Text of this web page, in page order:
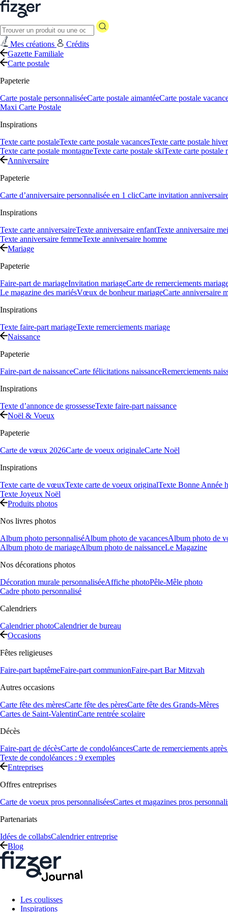
Mes créations
Crédits
Gazette Familiale
Carte postale
Papeterie
Carte postale personnaliséeCarte postale aimantéeCarte postale
Maxi Carte Postale
Inspirations
Texte carte postaleTexte carte postale vacancesTexte carte postale hiver
Texte carte postale montagneTexte carte postale skiTexte carte postale
Anniversaire
Papeterie
Carte d’anniversaire personnalisée en 1 clicCarte invitation
Inspirations
Texte carte anniversaireTexte anniversaire enfantTexte anniversaire
Texte anniversaire femmeTexte anniversaire homme
Mariage
Papeterie
Faire-part de mariageInvitation mariageCarte de remerciements
Le magazine des mariésVœux de bonheur mariageCarte anniversaire
Inspirations
Texte faire-part mariageTexte remerciements mariage
Naissance
Papeterie
Faire-part de naissanceCarte félicitations naissanceRemerciements
Inspirations
Texte d’annonce de grossesseTexte faire-part naissance
Noël & Voeux
Papeterie
Carte de vœux 2026Carte de voeux originaleCarte Noël
Inspirations
Texte carte de vœuxTexte carte de voeux originalTexte Bonne Année
Texte Joyeux Noël
Produits photos
Nos livres photos
Album photo personnaliséAlbum photo de vacancesAlbum photo de
Album photo de mariageAlbum photo de naissanceLe Magazine
Nos décorations photos
Décoration murale personnaliséeAffiche photoPêle-Mêle photo
Cadre photo personnalisé
Calendriers
Calendrier photoCalendrier de bureau
Occasions
Fêtes religieuses
Faire-part baptêmeFaire-part communionFaire-part Bar Mitzvah
Autres occasions
Carte fête des mèresCarte fête des pèresCarte fête des Grands-Mères
Cartes de Saint-ValentinCarte rentrée scolaire
Décès
Faire-part de décèsCarte de condoléancesCarte de remerciements
Texte de condoléances : 9 exemples
Entreprises
Offres entreprises
Carte de voeux pros personnaliséesCartes et magazines pros
Partenariats
Idées de collabsCalendrier entreprise
Blog
Les coulisses
Inspirations